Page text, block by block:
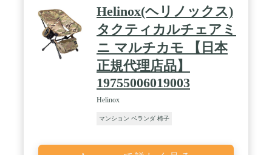
Helinox(ヘリノックス)
タクティカルチェアミ
ニ マルチカモ 【日本
正規代理店品】
19755006019003
Helinox
マンション ベランダ 椅子